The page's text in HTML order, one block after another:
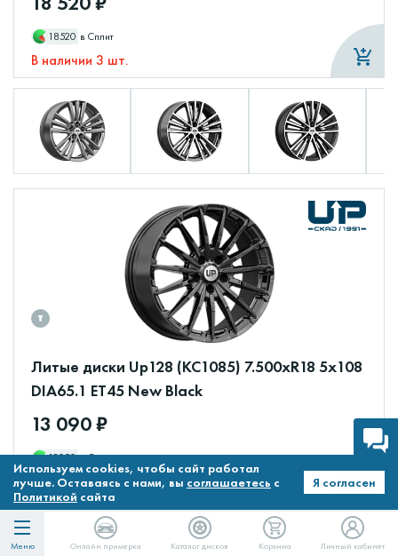
18520 в Сплит
В наличии 3 шт.
Литые диски Up128 (КС1085) 7.500xR18 5x108
DIA65.1 ET45 New Black
13 090 ₽
13090 в Сплит
В наличии 3 шт.
Меню Онлайн примерка Каталог дисков Корзина Личный кабинет
Используем cookies, чтобы сайт работал
лучше. Оставаясь с нами, вы соглашаетесь с
Политикой сайта
Я согласен